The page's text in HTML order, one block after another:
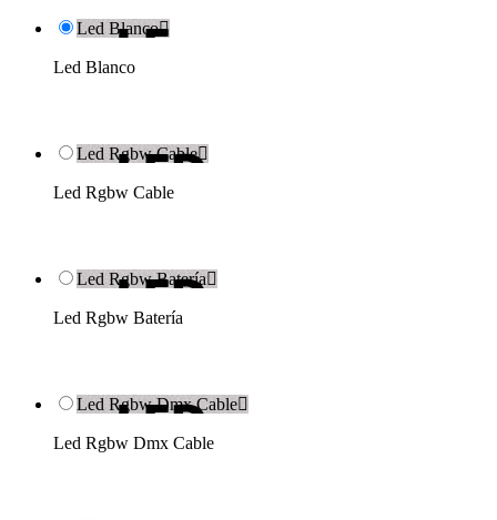
Led Blanco
Led Blanco
Led Rgbw Cable
Led Rgbw Cable
Led Rgbw Batería
Led Rgbw Batería
Led Rgbw Dmx Cable
Led Rgbw Dmx Cable